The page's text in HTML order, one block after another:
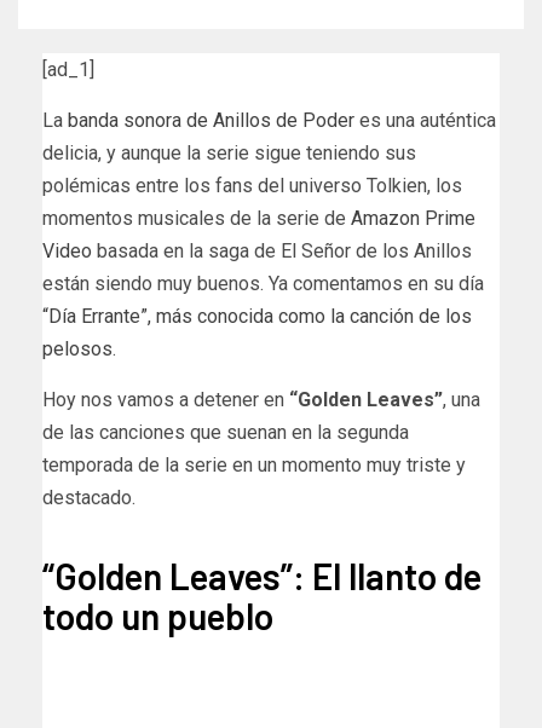
[ad_1]
La banda sonora de Anillos de Poder es una auténtica
delicia, y aunque la serie sigue teniendo sus
polémicas entre los fans del universo Tolkien, los
momentos musicales de la serie de Amazon Prime
Video basada en la saga de El Señor de los Anillos
están siendo muy buenos. Ya comentamos en su día
“Día Errante”, más conocida como la canción de los
pelosos.
Hoy nos vamos a detener en “Golden Leaves”, una
de las canciones que suenan en la segunda
temporada de la serie en un momento muy triste y
destacado.
“Golden Leaves”: El llanto de
todo un pueblo